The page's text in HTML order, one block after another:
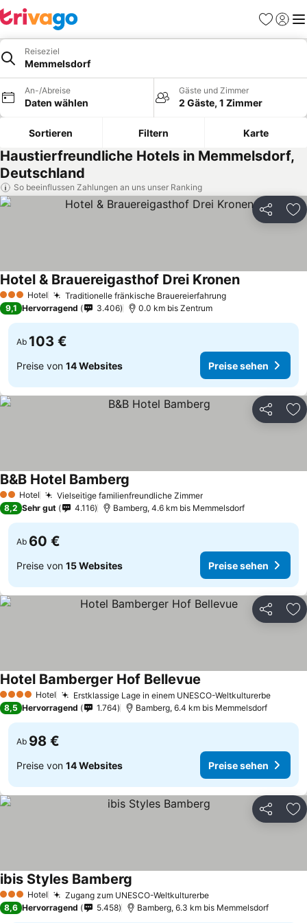
Favoriten
Reiseziel
Memmelsdorf
An-/Abreise
Daten wählen
Gäste und Zimmer
2 Gäste, 1 Zimmer
Sortieren Filtern Karte
Haustierfreundliche Hotels in Memmelsdorf,
Deutschland
So beeinflussen Zahlungen an uns unser Ranking
Teilen
3 SterneHotel Traditionelle fränkische Brauereierfahrung
Hotel & Brauereigasthof Drei Kronen
9,1 Hervorragend 3.406 0.0 km bis Zentrum
Ab 103 €
Preise von 14 Websites Preise sehen
Teilen
2 Sterne
Hotel Vielseitige familienfreundliche Zimmer
B&B Hotel Bamberg
8,2 Sehr gut 4.116 Bamberg, 4.6 km bis Memmelsdorf
Ab 60 €
Preise von 15 Websites Preise sehen
Teilen
4 Sterne Hotel Erstklassige Lage in einem UNESCO-Weltkulturerbe
Hotel Bamberger Hof Bellevue
8,5 Hervorragend 1.764 Bamberg, 6.4 km bis Memmelsdorf
Ab 98 €
Preise von 14 Websites Preise sehen
Teilen
3 SterneHotel Zugang zum UNESCO-Weltkulturerbe
ibis Styles Bamberg
8,6 Hervorragend 5.458 Bamberg, 6.3 km bis Memmelsdorf